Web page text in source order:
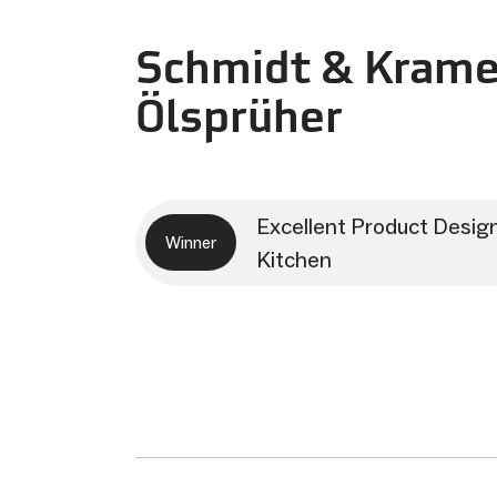
Schmidt &
Ölsprüher
Winner
Excellent Product
Kitchen